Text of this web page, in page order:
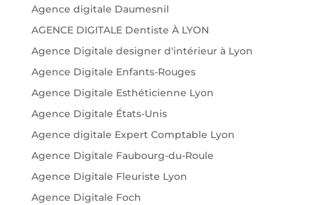
Agence digitale Daumesnil
AGENCE DIGITALE Dentiste À LYON
Agence Digitale designer d'intérieur à Lyon
Agence Digitale Enfants-Rouges
Agence Digitale Esthéticienne Lyon
Agence Digitale États-Unis
Agence digitale Expert Comptable Lyon
Agence Digitale Faubourg-du-Roule
Agence Digitale Fleuriste Lyon
Agence Digitale Foch